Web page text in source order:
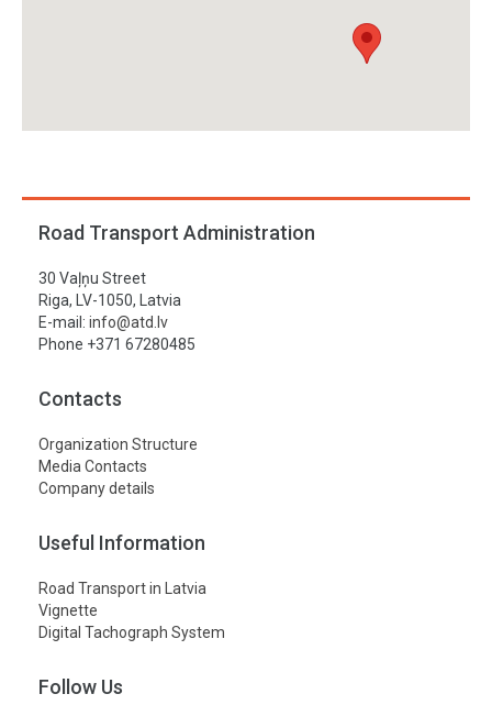
Road Transport Administration
30 Vaļņu Street
Riga, LV-1050, Latvia
E-mail: info@atd.lv
Phone +371 67280485
Contacts
Organization Structure
Media Contacts
Company details
Useful Information
Road Transport in Latvia
Vignette
Digital Tachograph System
Follow Us